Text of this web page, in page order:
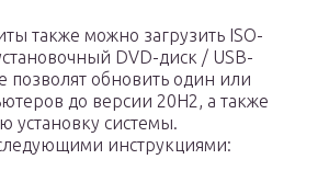
также можно загрузить ISO-
DVD-диск / USB-
обновить один или
до версии 20H2, а также
установку системы.
инструкциями: